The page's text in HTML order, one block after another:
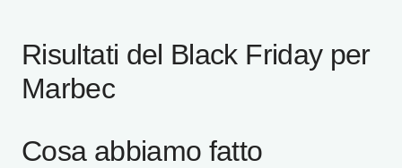
Risultati del Black Friday per
Marbec
Cosa abbiamo fatto